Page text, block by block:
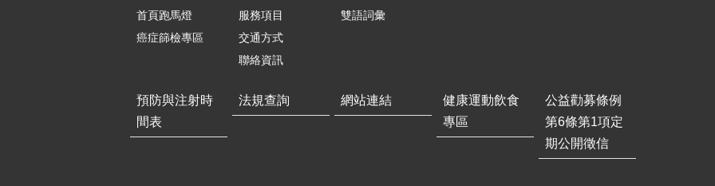
首頁跑馬燈
癌症篩檢專區
服務項目
交通方式
聯絡資訊
雙語詞彙
預防與注射時
間表
法規查詢 網站連結
健康運動飲食
專區
公益勸募條例
第6條第1項定
期公開徵信